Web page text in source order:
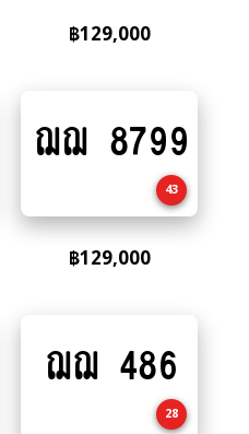
฿129,000
to
ฌฌ 8799
43
฿129,000
to
ฌฌ 486
28